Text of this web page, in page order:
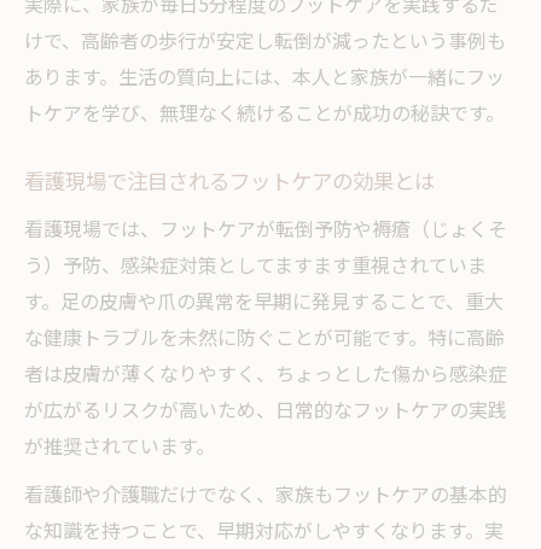
けで、高齢者の歩行が安定し転倒が減ったという事例も
あります。生活の質向上には、本人と家族が一緒にフッ
トケアを学び、無理なく続けることが成功の秘訣です。
看護現場で注目されるフットケアの効果とは
看護現場では、フットケアが転倒予防や褥瘡（じょくそ
う）予防、感染症対策としてますます重視されていま
す。足の皮膚や爪の異常を早期に発見することで、重大
な健康トラブルを未然に防ぐことが可能です。特に高齢
者は皮膚が薄くなりやすく、ちょっとした傷から感染症
が広がるリスクが高いため、日常的なフットケアの実践
が推奨されています。
看護師や介護職だけでなく、家族もフットケアの基本的
な知識を持つことで、早期対応がしやすくなります。実